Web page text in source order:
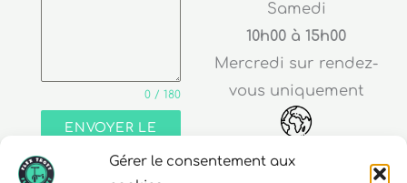
Gérer le consentement aux
0 / 180
ENVOYER LE
Samedi
10h00 à 15h00
Mercredi sur rendez-
vous uniquement